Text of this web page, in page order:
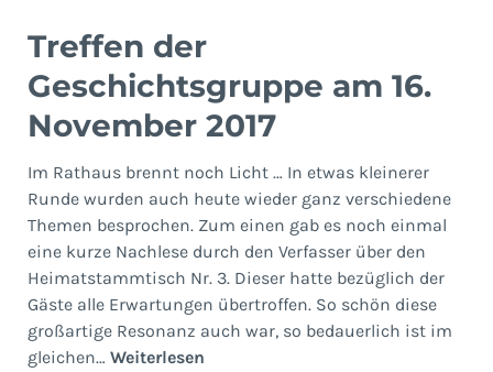
Treffen der
Geschichtsgruppe am 16.
November 2017
Im Rathaus brennt noch Licht … In etwas kleinerer
Runde wurden auch heute wieder ganz verschiedene
Themen besprochen. Zum einen gab es noch einmal
eine kurze Nachlese durch den Verfasser über den
Heimatstammtisch Nr. 3. Dieser hatte bezüglich der
Gäste alle Erwartungen übertroffen. So schön diese
großartige Resonanz auch war, so bedauerlich ist im
gleichen… WeiterlesenTreffen